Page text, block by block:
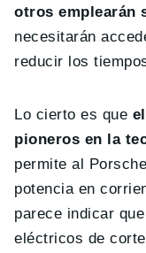
otros emplearán
necesitarán
reducir los
Lo cierto es que
pioneros en la
permite al
potencia en
parece indicar
eléctricos de